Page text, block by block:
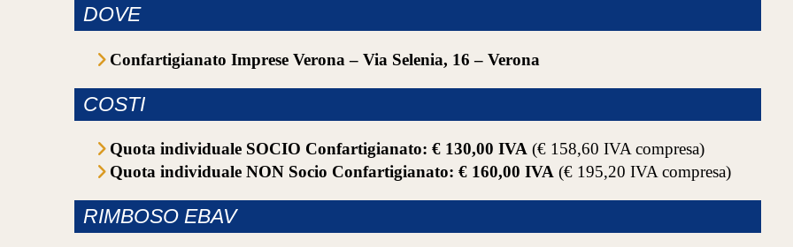
DOVE
Confartigianato Imprese Verona – Via Selenia, 16 – Verona
COSTI
Quota individuale SOCIO Confartigianato: € 130,00 IVA (€ 158,60 IVA compresa)
Quota individuale NON Socio Confartigianato: € 160,00 IVA (€ 195,20 IVA compresa)
RIMBOSO EBAV